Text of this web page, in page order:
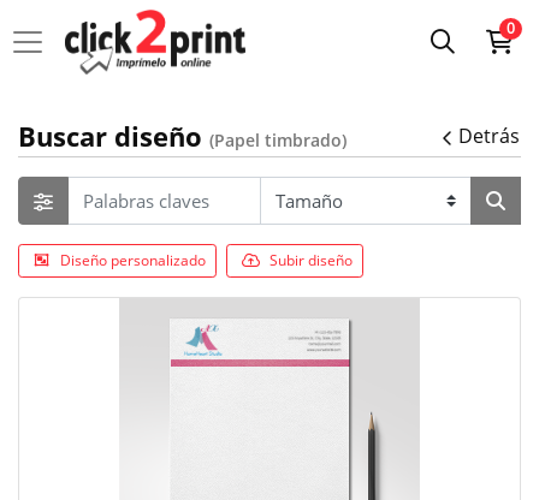
0
Buscar diseño (Papel timbrado) Detrás
Diseño personalizado Subir diseño